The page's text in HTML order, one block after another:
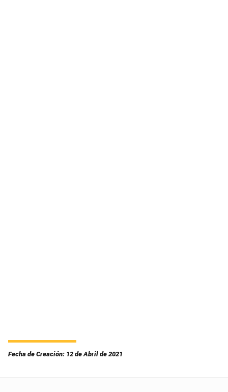
Fecha de Creación: 12 de Abril de 2021